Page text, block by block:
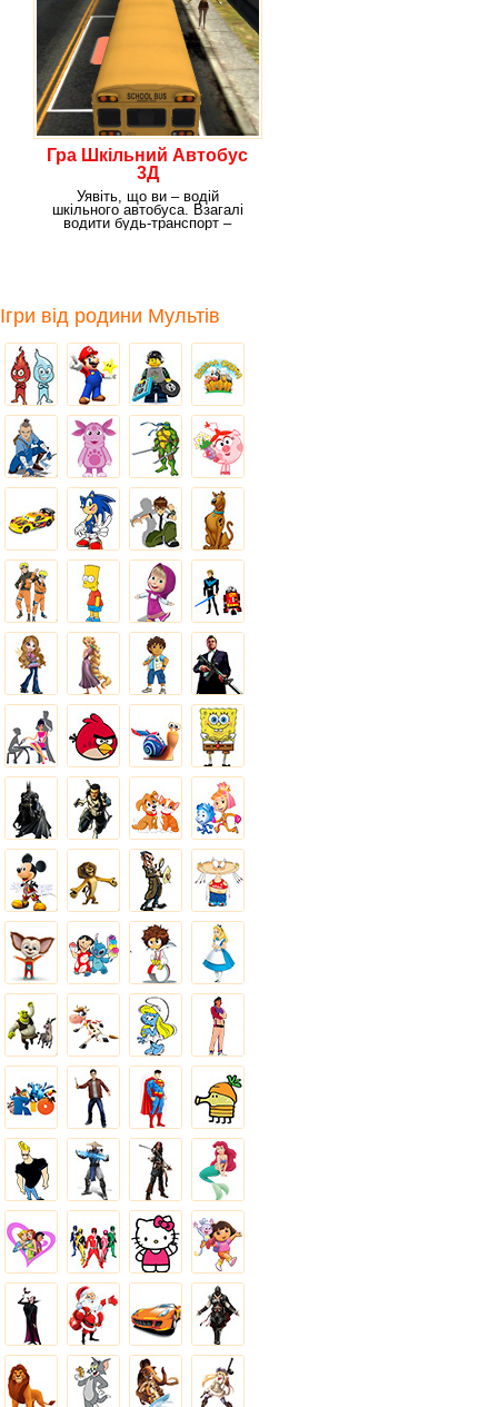
Гра Шкільний Автобус
3Д
Уявіть, що ви – водій
шкільного автобуса. Взагалі
водити будь-транспорт –
Ігри від родини Мультів